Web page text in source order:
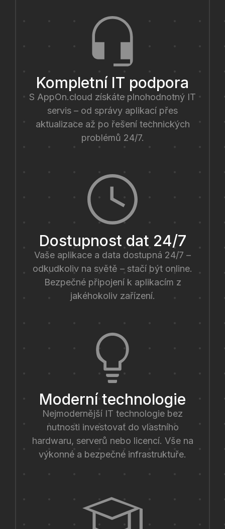
Kompletní IT podpora
S AppOn.cloud získáte plnohodnotný IT
servis – od správy aplikací přes
aktualizace až po řešení technických
problémů 24/7.
Dostupnost dat 24/7
Vaše aplikace a data dostupná 24/7 –
odkudkoliv na světě – stačí být online.
Bezpečné připojení k aplikacím z
jakéhokoliv zařízení.
Moderní technologie
Nejmodernější IT technologie bez
nutnosti investovat do vlastního
hardwaru, serverů nebo licencí. Vše na
výkonné a bezpečné infrastruktuře.